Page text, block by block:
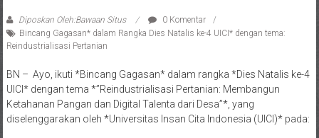
Diposkan Oleh:Bawaan Situs
0 Komentar
Bincang Gagasan* dalam Rangka Dies Natalis ke-4 UICI* dengan tema:
Reindustrialisasi Pertanian
BN – Ayo, ikuti *Bincang Gagasan* dalam rangka *Dies Natalis ke-4
UICI* dengan tema *”Reindustrialisasi Pertanian: Membangun
Ketahanan Pangan dan Digital Talenta dari Desa”*, yang
diselenggarakan oleh *Universitas Insan Cita Indonesia (UICI)* pada: